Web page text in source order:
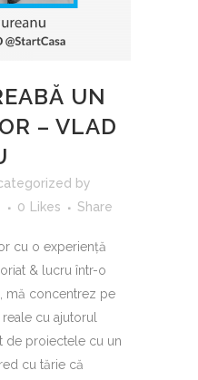
UN
– VLAD
by
0 Likes Share
cu o experiență
& lucru într-o
mă concentrez pe
cu ajutorul
de proiectele cu un
cu tărie că